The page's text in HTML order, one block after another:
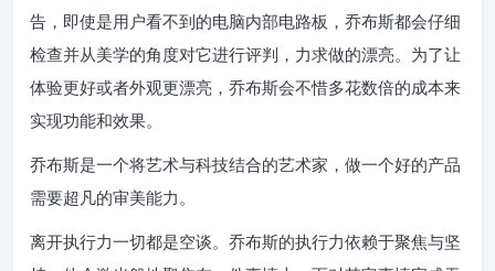
告，即使是用户看不到的电脑内部电路板，乔布斯都会仔细
检查并从美学的角度对它进行评判，力求做的漂亮。为了让
体验更好或者外观更漂亮，乔布斯会不惜多花数倍的成本来
实现功能和效果。
乔布斯是一个将艺术与科技结合的艺术家，做一个好的产品
需要超凡的审美能力。
离开执行力一切都是空谈。乔布斯的执行力依赖于聚焦与坚